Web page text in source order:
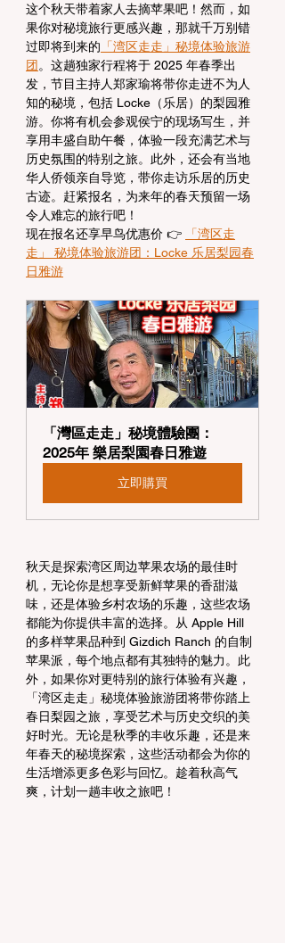
这个秋天带着家人去摘苹果吧！然而，如
果你对秘境旅行更感兴趣，那就千万别错
过即将到来的 「湾区走走」秘境体验旅游
团 。这趟独家行程将于 2025 年春季出
发，节目主持人郑家瑜将带你走进不为人
知的秘境，包括 Locke（乐居）的梨园雅
游。你将有机会参观侯宁的现场写生，并
享用丰盛自助午餐，体验一段充满艺术与
历史氛围的特别之旅。此外，还会有当地
华人侨领亲自导览，带你走访乐居的历史
古迹。赶紧报名，为来年的春天预留一场
令人难忘的旅行吧！
现在报名还享早鸟优惠价 👉
「湾区走
走」 秘境体验旅游团：Locke 乐居梨园春
日雅游
「灣區走走」秘境體驗團：
2025年 樂居梨園春日雅遊
立即購買
秋天是探索湾区周边苹果农场的最佳时
机，无论你是想享受新鲜苹果的香甜滋
味，还是体验乡村农场的乐趣，这些农场
都能为你提供丰富的选择。从 Apple Hill
的多样苹果品种到 Gizdich Ranch 的自制
苹果派，每个地点都有其独特的魅力。此
外，如果你对更特别的旅行体验有兴趣，
「湾区走走」秘境体验旅游团将带你踏上
春日梨园之旅，享受艺术与历史交织的美
好时光。无论是秋季的丰收乐趣，还是来
年春天的秘境探索，这些活动都会为你的
生活增添更多色彩与回忆。趁着秋高气
爽，计划一趟丰收之旅吧！